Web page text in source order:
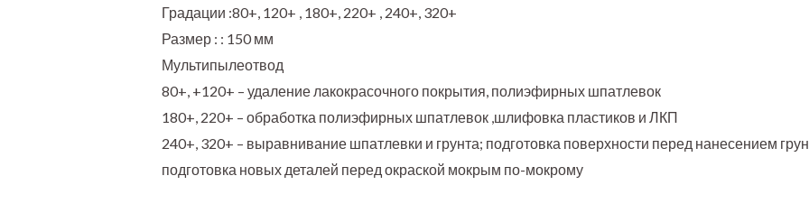
Градации :80+, 120+ , 180+, 220+ , 240+, 320+
Размер : : 150 мм
Мультипылеотвод
80+, +120+ – удаление лакокрасочного покрытия, полиэфирных шпатлевок
180+, 220+ – обработка полиэфирных шпатлевок ,шлифовка пластиков и ЛКП
240+, 320+ – выравнивание шпатлевки и грунта; подготовка поверхности перед нанесением
подготовка новых деталей перед окраской мокрым по-мокрому